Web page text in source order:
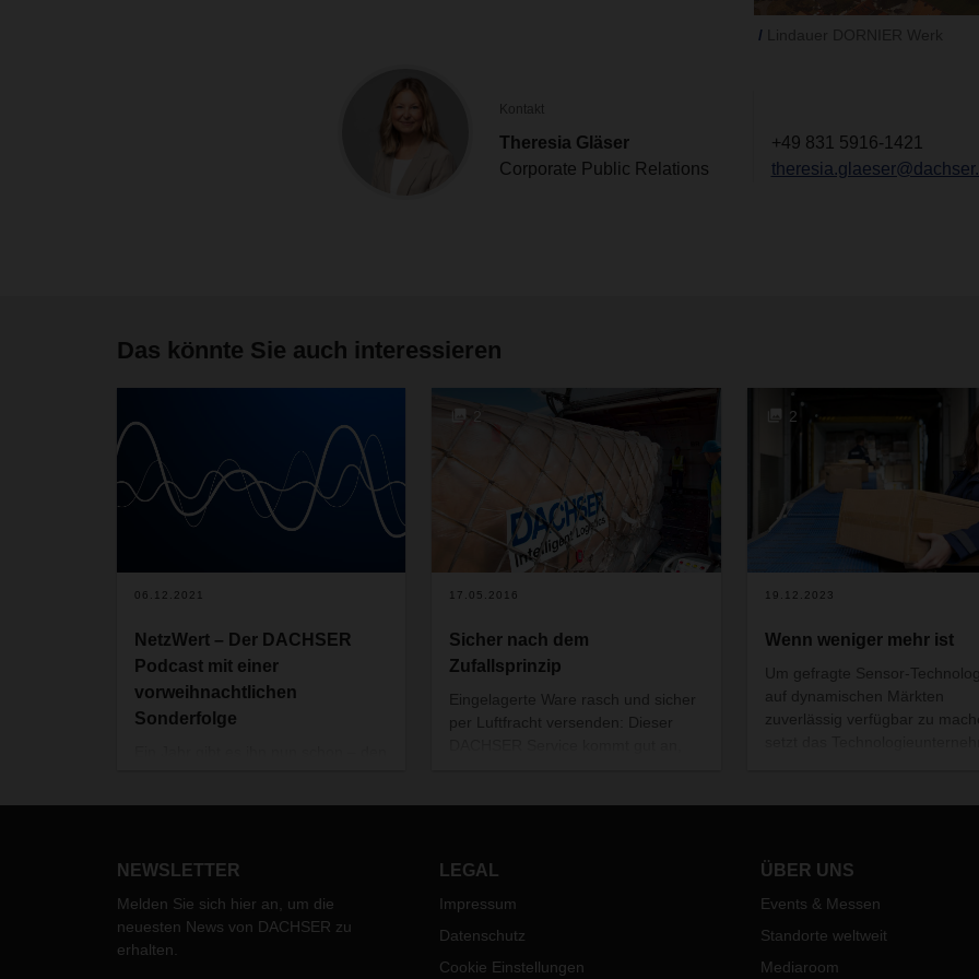
Kontakt
Theresia Gläser
Corporate Public Relations
+49 831 5916-1421
Das könnte Sie auch interessieren
06.12.2021
NetzWert – Der DACHSER
Podcast mit einer
vorweihnachtlichen
Sonderfolge
Hörern ein besonderes
2
17.05.2016
Sicher nach dem
Zufallsprinzip
Eingelagerte Ware rasch und sicher
per Luftfracht versenden: Dieser
Party Logistics Provider“ dürfen
drei Standorten in Deutschland
Massenware sicher per Luftfracht
Sendungen müssen nach dem
2
19.12.2023
Wenn weniger mehr ist
Um gefragte Sensor-
auf dynamischen Märkten
zuverlässig verfügbar zu
das „Stückgutnetzwerk der
Versender in einem Container.
NEWSLETTER
Melden Sie sich hier an, um die
neuesten News von DACHSER zu
erhalten.
LEGAL
Impressum
Datenschutz
Cookie Einstellungen
ÜBER UNS
Events & Messen
Standorte weltweit
Mediaroom